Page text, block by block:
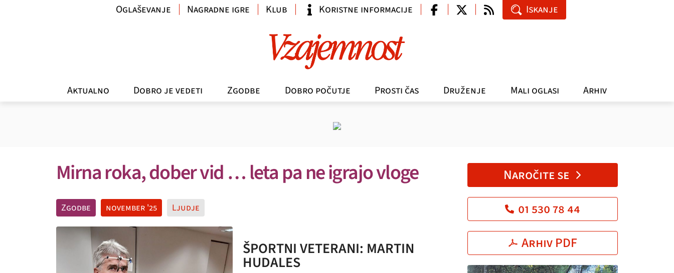
Aktualno Dobro je vedeti Zgodbe Dobro počutje Prosti čas Druženje Mali oglasi Arhiv
Oglaševanje Nagradne igre Klub Koristne informacije Iskanje
Mirna roka, dober vid … leta pa ne igrajo vloge
Zgodbe november '25 Ljudje
ŠPORTNI VETERANI: MARTIN
HUDALES
Naročite se
01 530 78 44
Arhiv PDF